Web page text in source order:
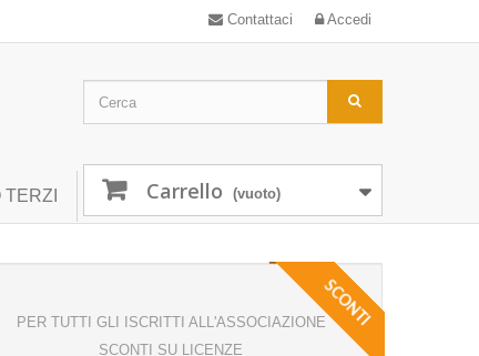
Accedi
Contattaci
Carrello (vuoto)
CONTO
SCONTI
PER TUTTI GLI ISCRITTI ALL'ASSOCIAZIONE
SCONTI SU LICENZE